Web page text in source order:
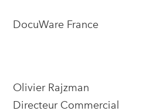
DocuWare France
Olivier Rajzman
Directeur Commercial